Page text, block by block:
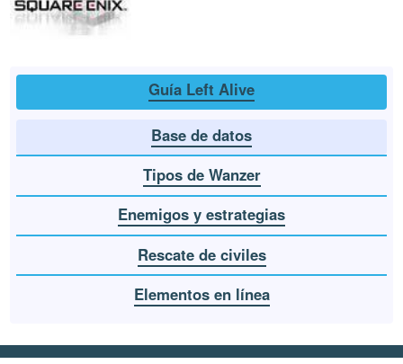
Guía Left Alive
Base de datos
Tipos de Wanzer
Enemigos y estrategias
Rescate de civiles
Elementos en línea